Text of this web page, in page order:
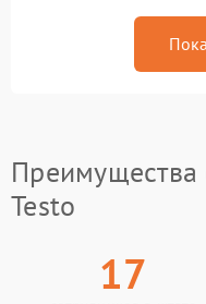
Преимущества
Testo
17